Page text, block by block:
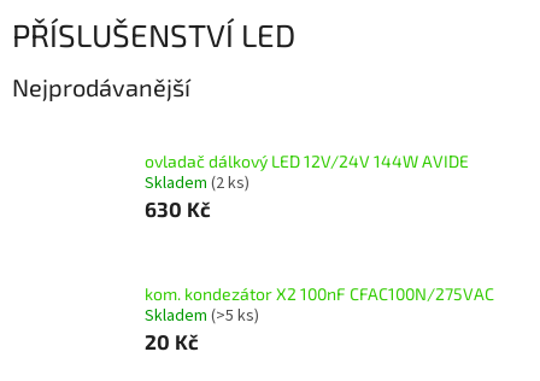
PŘÍSLUŠENSTVÍ LED
Nejprodávanější
ovladač dálkový LED 12V/24V 144W AVIDE
Skladem (2 ks)
630 Kč
kom. kondezátor X2 100nF CFAC100N/275VAC
Skladem (>5 ks)
20 Kč